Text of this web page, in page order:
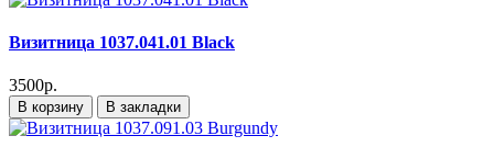
Визитница 1037.041.01 Black
3500р.
В корзину В закладки